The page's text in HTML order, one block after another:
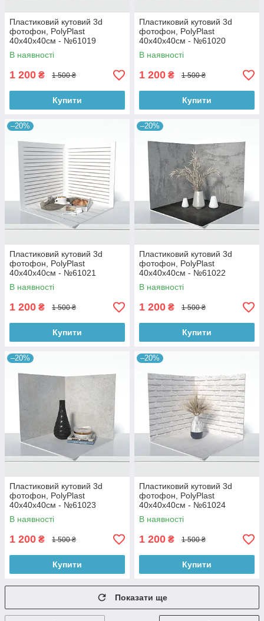
Пластиковий кутовий 3d
фотофон, PolyPlast
40x40x40см - №61019
В наявності
1 200 ₴ 1 500 ₴
Купити
Пластиковий кутовий 3d
фотофон, PolyPlast
40x40x40см - №61020
В наявності
1 200 ₴ 1 500 ₴
Купити
–20%
Пластиковий кутовий 3d
фотофон, PolyPlast
40x40x40см - №61021
В наявності
1 200 ₴ 1 500 ₴
Купити
–20%
Пластиковий кутовий 3d
фотофон, PolyPlast
40x40x40см - №61022
В наявності
1 200 ₴ 1 500 ₴
Купити
–20%
Пластиковий кутовий 3d
фотофон, PolyPlast
40x40x40см - №61023
В наявності
1 200 ₴ 1 500 ₴
Купити
–20%
Пластиковий кутовий 3d
фотофон, PolyPlast
40x40x40см - №61024
В наявності
1 200 ₴ 1 500 ₴
Купити
Показати ще